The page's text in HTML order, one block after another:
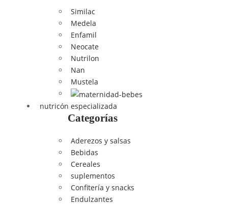
Similac
Medela
Enfamil
Neocate
Nutrilon
Nan
Mustela
nutricón especializada
Categorías
Aderezos y salsas
Bebidas
Cereales
suplementos
Confitería y snacks
Endulzantes